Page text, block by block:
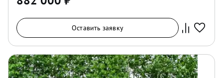
Оставить заявку